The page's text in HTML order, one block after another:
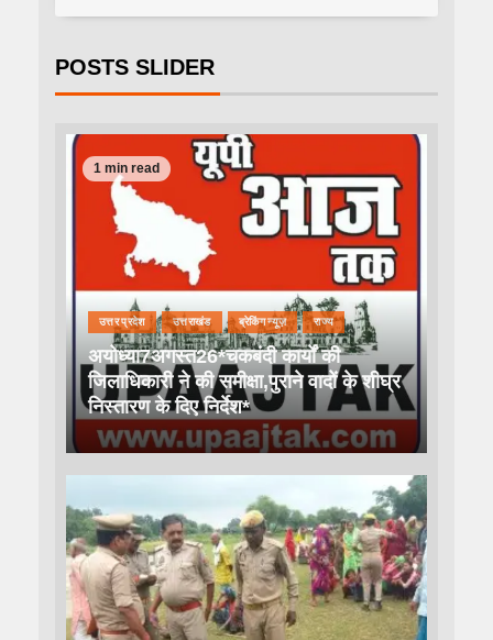
POSTS SLIDER
1 min read
उत्तर प्रदेश उत्तराखंड ब्रेकिंग न्यूज़ राज्य
अयोध्या7अगस्त26*चकबंदी कार्यों की
जिलाधिकारी ने की समीक्षा,पुराने वादों के शीघ्र
निस्तारण के दिए निर्देश*